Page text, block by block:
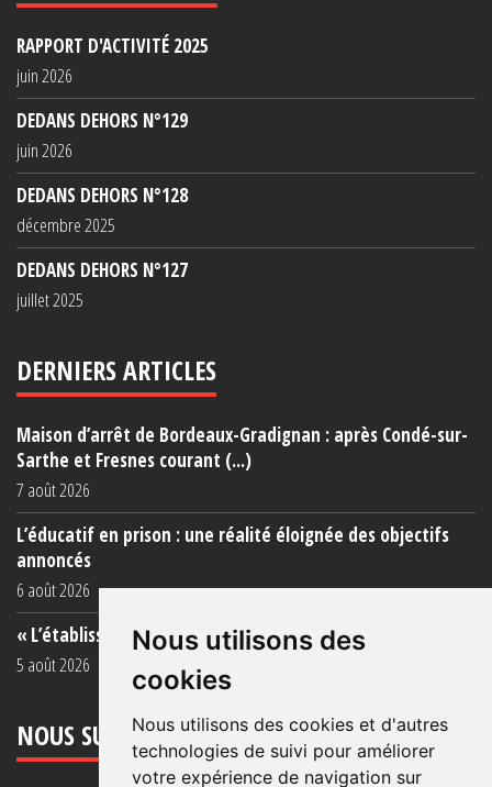
Nous utilisons des
cookies
Nous utilisons des cookies et d'autres
technologies de suivi pour améliorer
votre expérience de navigation sur
RAPPORT D'ACTIVITÉ 2025
juin 2026
DEDANS DEHORS N°129
juin 2026
DEDANS DEHORS N°128
décembre 2025
DEDANS DEHORS N°127
juillet 2025
DERNIERS ARTICLES
Maison d’arrêt de Bordeaux-Gradignan : après Condé-sur-
Sarthe et Fresnes courant (...)
7 août 2026
L’éducatif en prison : une réalité éloignée des objectifs
annoncés
6 août 2026
« L’établissement est une porcherie totale »
5 août 2026
NOUS SUIVRE